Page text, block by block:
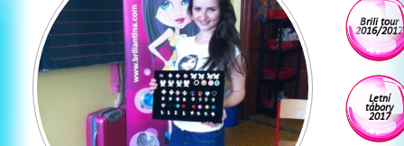
Brili tour
2016/2017
Letní
tábory
2017